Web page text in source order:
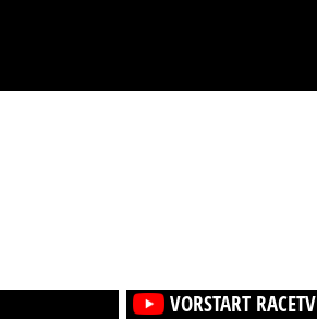
VORSTART RACETV